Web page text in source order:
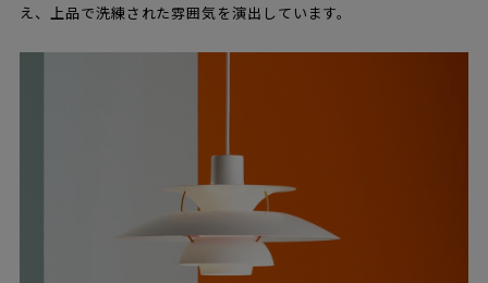
え、上品で洗練された雰囲気を演出しています。